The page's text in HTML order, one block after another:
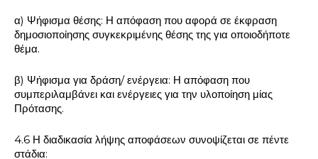
α) Ψήφισμα θέσης: Η απόφαση που αφορά σε έκφραση
δημοσιοποίησης συγκεκριμένης θέσης της για οποιοδήποτε
θέμα.
β) Ψήφισμα για δράση/ ενέργεια: Η απόφαση που
συμπεριλαμβάνει και ενέργειες για την υλοποίηση μίας
Πρότασης.
4.6 Η διαδικασία λήψης αποφάσεων συνοψίζεται σε πέντε
στάδια: